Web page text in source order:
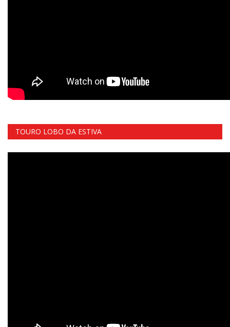
TOURO LOBO DA ESTIVA